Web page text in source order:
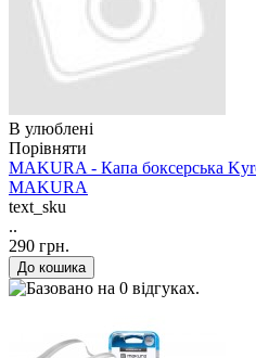
В улюблені
Порівняти
MAKURA - Капа боксерська
MAKURA
text_sku
..
290 грн.